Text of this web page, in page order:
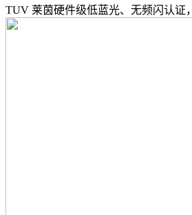
TUV 莱茵硬件级低蓝光、无频闪认证，